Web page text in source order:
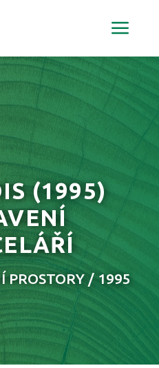
(1995)
PROSTORY / 1995